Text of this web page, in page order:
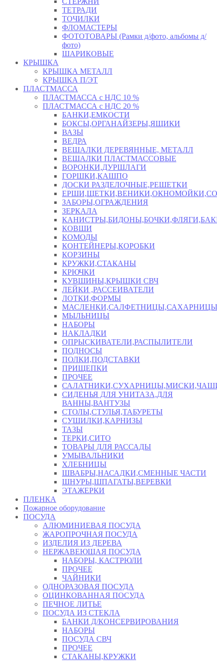
ТЕТРАДИ
ТОЧИЛКИ
ФЛОМАСТЕРЫ
ФОТОТОВАРЫ (Рамки д/фото, альбомы д/
фото)
ШАРИКОВЫЕ
КРЫШКА
КРЫШКА МЕТАЛЛ
КРЫШКА П/ЭТ
ПЛАСТМАССА
ПЛАСТМАССА с НДС 10 %
ПЛАСТМАССА с НДС 20 %
БАНКИ,ЕМКОСТИ
БОКСЫ,ОРГАНАЙЗЕРЫ,ЯЩИКИ
ВАЗЫ
ВЕДРА
ВЕШАЛКИ ДЕРЕВЯННЫЕ, МЕТАЛЛ
ВЕШАЛКИ ПЛАСТМАССОВЫЕ
ВОРОНКИ,ДУРШЛАГИ
ГОРШКИ,КАШПО
ДОСКИ РАЗДЕЛОЧНЫЕ,РЕШЕТКИ
ЗАБОРЫ,ОГРАЖДЕНИЯ
ЗЕРКАЛА
КОВШИ
КОМОДЫ
КОНТЕЙНЕРЫ,КОРОБКИ
КОРЗИНЫ
КРУЖКИ,СТАКАНЫ
КРЮЧКИ
КУВШИНЫ,КРЫШКИ СВЧ
ЛЕЙКИ ,РАССЕИВАТЕЛИ
ЛОТКИ,ФОРМЫ
МАСЛЕНКИ,САЛФЕТНИЦЫ,САХАРНИЦЫ
МЫЛЬНИЦЫ
НАБОРЫ
НАКЛАДКИ
ОПРЫСКИВАТЕЛИ,РАСПЫЛИТЕЛИ
ПОДНОСЫ
ПОЛКИ,ПОДСТАВКИ
ПРИЩЕПКИ
ПРОЧЕЕ
СИДЕНЬЯ ДЛЯ УНИТАЗА,ДЛЯ
ВАННЫ,ВАНТУЗЫ
СТОЛЫ,СТУЛЬЯ,ТАБУРЕТЫ
СУШИЛКИ,КАРНИЗЫ
ТАЗЫ
ТЕРКИ,СИТО
ТОВАРЫ ДЛЯ РАССАДЫ
УМЫВАЛЬНИКИ
ХЛЕБНИЦЫ
ШВАБРЫ,НАСАДКИ,СМЕННЫЕ ЧАСТИ
ШНУРЫ,ШПАГАТЫ,ВЕРЕВКИ
ЭТАЖЕРКИ
ПЛЕНКА
Пожарное оборудование
ПОСУДА
АЛЮМИНИЕВАЯ ПОСУДА
ЖАРОПРОЧНАЯ ПОСУДА
ИЗДЕЛИЯ ИЗ ДЕРЕВА
НЕРЖАВЕЮЩАЯ ПОСУДА
НАБОРЫ, КАСТРЮЛИ
ПРОЧЕЕ
ЧАЙНИКИ
ОДНОРАЗОВАЯ ПОСУДА
ОЦИНКОВАННАЯ ПОСУДА
ПЕЧНОЕ ЛИТЬЕ
ПОСУДА ИЗ СТЕКЛА
БАНКИ Д/КОНСЕРВИРОВАНИЯ
НАБОРЫ
ПОСУДА СВЧ
ПРОЧЕЕ
СТАКАНЫ,КРУЖКИ